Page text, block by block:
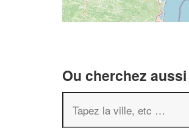
Ou cherchez